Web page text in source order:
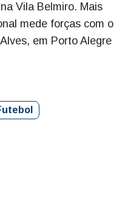
Vila Belmiro. Mais
mede forças com o
em Porto Alegre